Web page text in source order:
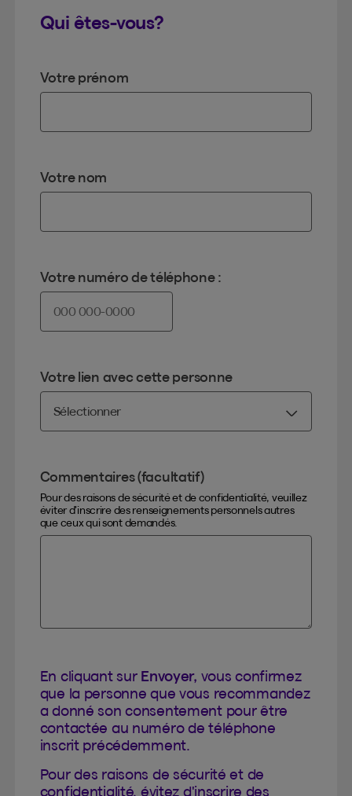
Qui êtes-vous?
Votre prénom
Votre nom
Votre numéro de téléphone :
Votre lien avec cette personne
Commentaires (facultatif)
Pour des raisons de sécurité et de confidentialité, veuillez
éviter d’inscrire des renseignements personnels autres
que ceux qui sont demandés.
En cliquant sur Envoyer, vous confirmez
que la personne que vous recommandez
a donné son consentement pour être
contactée au numéro de téléphone
inscrit précédemment.
Pour des raisons de sécurité et de
confidentialité, évitez d'inscrire des